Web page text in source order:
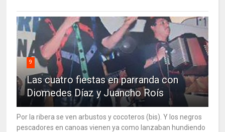
9
Las cuatro fiestas en parranda con
Diomedes Díaz y Juancho Roís
Por la ribera se ven arbustos y cocoteros (bis). Y los negros
pescadores en canoas vienen ya como lanzaban hundiendo